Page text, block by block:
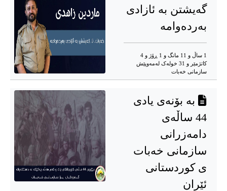
گەیشتن بە ئازادی
بەردەوامە
1 ساڵ و 11 مانگ و 1 ڕۆژ و 4
کاتژمێر و 31 خوله‌ک له‌مه‌وپێش‌
سازمانی خەبات
بە بۆنەی یادی
44 ساڵەی
دامەزرانی
سازمانی خەبات
ی كوردستانی
ئێران